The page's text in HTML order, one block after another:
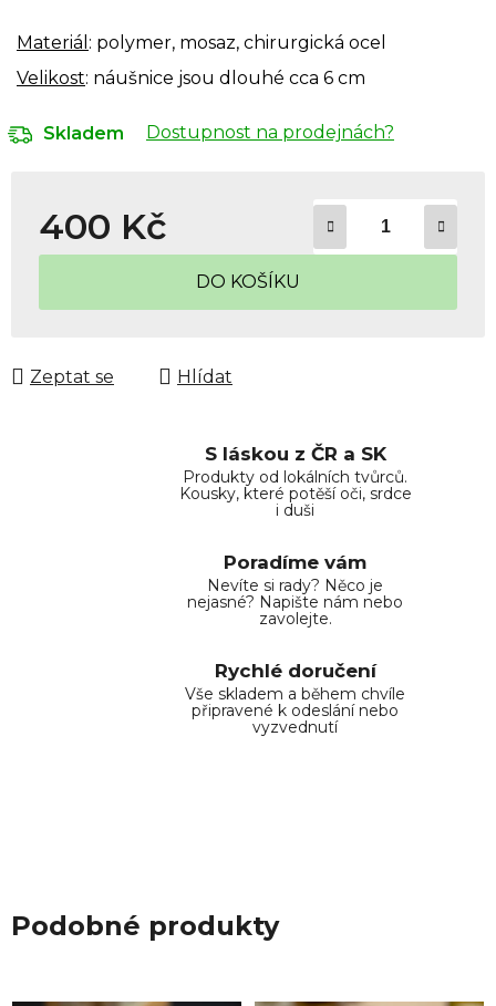
Materiál : polymer, mosaz, chirurgická ocel
Velikost: náušnice jsou dlouhé cca 6 cm
Skladem Dostupnost na prodejnách?
400 Kč
Měrná cena:
DO KOŠÍKU
Zeptat se Hlídat
S láskou z ČR a SK
Produkty od lokálních tvůrců.
Kousky, které potěší oči, srdce
i duši
Poradíme vám
Nevíte si rady? Něco je
nejasné? Napište nám nebo
zavolejte.
Rychlé doručení
Vše skladem a během chvíle
připravené k odeslání nebo
vyzvednutí
Podobné produkty